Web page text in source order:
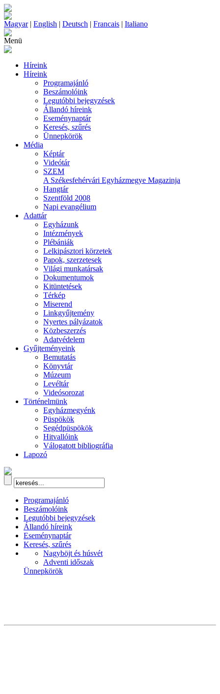
Magyar| English | Deutsch | Francais | Italiano
Menü
Híreink
Híreink
Programajánló
Beszámolóink
Legutóbbi bejegyzések
Állandó híreink
Eseménynaptár
Keresés, szűrés
Ünnepkörök
Média
Képtár
Videótár
SZEM
A Székesfehérvári Egyházmegye Magazinja
Hangtár
Szentföld 2008
Napi evangélium
Adattár
Egyházunk
Intézmények
Plébániák
Lelkipásztori körzetek
Papok, szerzetesek
Világi munkatársak
Dokumentumok
Kitüntetések
Térkép
Miserend
Linkgyűjtemény
Nyertes pályázatok
Közbeszerzés
Adatvédelem
Gyűjteményeink
Bemutatás
Könyvtár
Múzeum
Levéltár
Videósorozat
Történelmünk
Egyházmegyénk
Püspökök
Segédpüspökök
Hitvallóink
Válogatott bibliográfia
Lapozó
Programajánló
Beszámolóink
Legutóbbi bejegyzések
Állandó híreink
Eseménynaptár
Keresés, szűrés
Nagyböjt és húsvét
Adventi időszak
Ünnepkörök